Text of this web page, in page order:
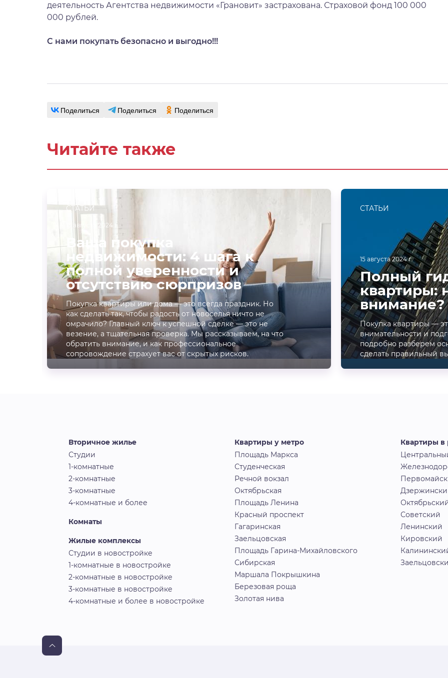
деятельность Агентства недвижимости «Грановит» застрахована. Страховой фонд 100 000
000 рублей.
С нами покупать безопасно и выгодно!!!
Поделиться Поделиться Поделиться
Читайте также
СТАТЬИ
15 августа 2024 г.
Ваша покупка
недвижимости: 4 шага к
полной уверенности и
отсутствию сюрпризов
Покупка квартиры или дома — это всегда праздник. Но
как сделать так, чтобы радость от новоселья ничто не
омрачило? Главный ключ к успешной сделке — это не
везение, а тщательная проверка. Мы рассказываем, на что
обратить внимание, и как профессиональное
сопровождение страхует вас от скрытых рисков.
СТАТЬИ
15 августа 2024 г.
Полный
квартиры:
внимание?
Покупка квартиры —
внимательности и
подробно разберем
сделать правильный
Вторичное жилье
Студии
1-комнатные
2-комнатные
3-комнатные
4-комнатные и более
Комнаты
Жилые комплексы
Студии в новостройке
1-комнатные в новостройке
2-комнатные в новостройке
3-комнатные в новостройке
4-комнатные и более в новостройке
Квартиры у метро
Площадь Маркса
Студенческая
Речной вокзал
Октябрьская
Площадь Ленина
Красный проспект
Гагаринская
Заельцовская
Площадь Гарина-Михайловского
Сибирская
Маршала Покрышкина
Березовая роща
Золотая нива
Квартиры в
Советский
Ленинский
Кировский